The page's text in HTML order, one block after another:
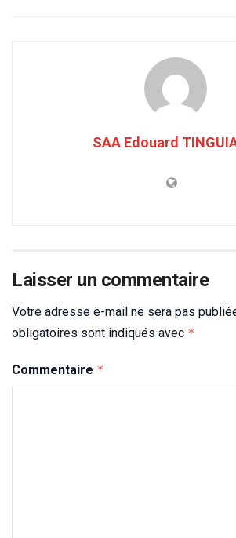
SAA Edouard
Laisser un commentaire
Votre adresse e-mail ne sera pas
obligatoires sont indiqués avec *
Commentaire *